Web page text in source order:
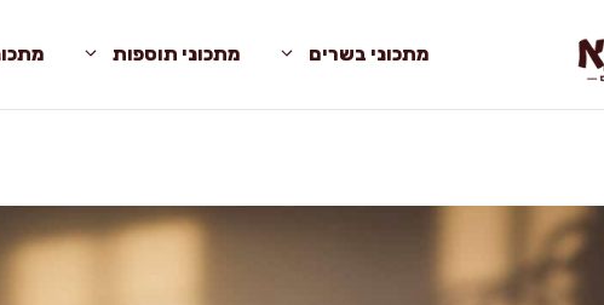
מתכוני בשרים מתכוני תוספות